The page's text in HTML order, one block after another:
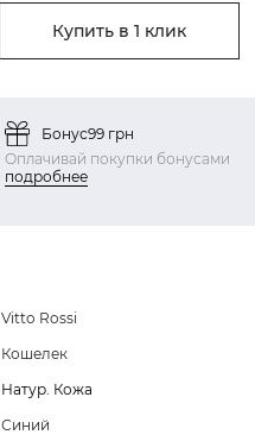
Купить в 1 клик
Бонус99 грн
Оплачивай покупки бонусами
подробнее
Vitto Rossi
Кошелек
Натур. Кожа
Синий